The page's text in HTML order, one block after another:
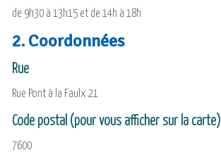
de 9h30 à 13h15 et de 14h à 18h
2. Coordonnées
Rue
Rue Pont à la Faulx 21
Code postal (pour vous afficher sur la carte)
7600